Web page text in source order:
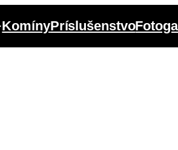
KomínyPríslušenstvo